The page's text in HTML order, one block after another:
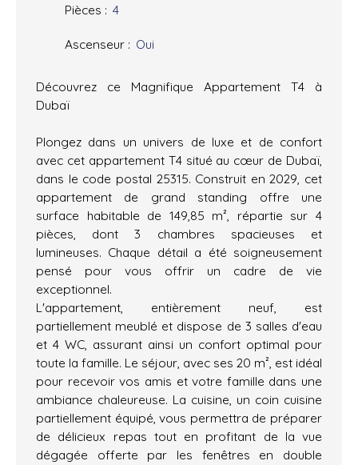
Pièces : 4
Ascenseur : Oui
Découvrez ce Magnifique Appartement T4 à
Dubaï
Plongez dans un univers de luxe et de confort
avec cet appartement T4 situé au cœur de Dubaï,
dans le code postal 25315. Construit en 2029, cet
appartement de grand standing offre une
surface habitable de 149,85 m², répartie sur 4
pièces, dont 3 chambres spacieuses et
lumineuses. Chaque détail a été soigneusement
pensé pour vous offrir un cadre de vie
exceptionnel.
L'appartement, entièrement neuf, est
partiellement meublé et dispose de 3 salles d'eau
et 4 WC, assurant ainsi un confort optimal pour
toute la famille. Le séjour, avec ses 20 m², est idéal
pour recevoir vos amis et votre famille dans une
ambiance chaleureuse. La cuisine, un coin cuisine
partiellement équipé, vous permettra de préparer
de délicieux repas tout en profitant de la vue
dégagée offerte par les fenêtres en double